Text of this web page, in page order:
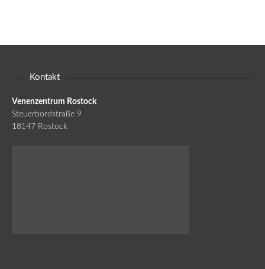
Kontakt
Venenzentrum Rostock
Steuerbordstraße 9
18147 Rostock